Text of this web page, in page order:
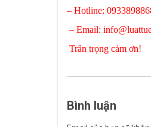
– Hotline:
– Email:
Trân trọng cảm ơn!
Bình luận